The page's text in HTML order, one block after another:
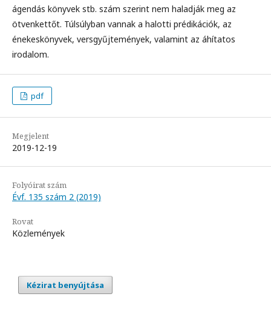
ágendás könyvek stb. szám szerint nem haladják meg az
ötvenkettőt. Túlsúlyban vannak a halotti prédikációk, az
énekeskönyvek, versgyűjtemények, valamint az áhítatos
irodalom.
pdf
Megjelent
2019-12-19
Folyóirat szám
Évf. 135 szám 2 (2019)
Rovat
Közlemények
Kézirat benyújtása